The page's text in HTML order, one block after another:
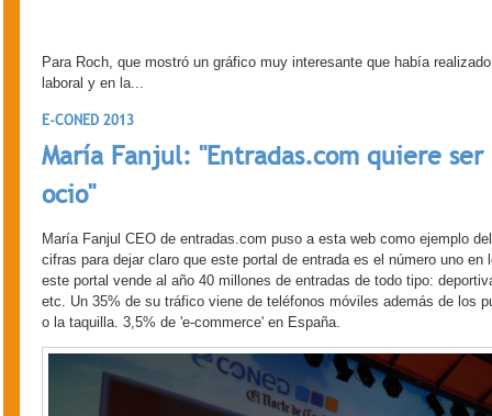
Para Roch, que mostró un gráfico muy interesante que había
laboral y en la...
E-CONED 2013
María Fanjul: "Entradas.com quiere
ocio"
María Fanjul CEO de entradas.com puso a esta web como ejemplo
cifras para dejar claro que este portal de entrada es el número uno
este portal vende al año 40 millones de entradas de todo tipo:
etc. Un 35% de su tráfico viene de teléfonos móviles además de los
o la taquilla. 3,5% de 'e-commerce' en España.